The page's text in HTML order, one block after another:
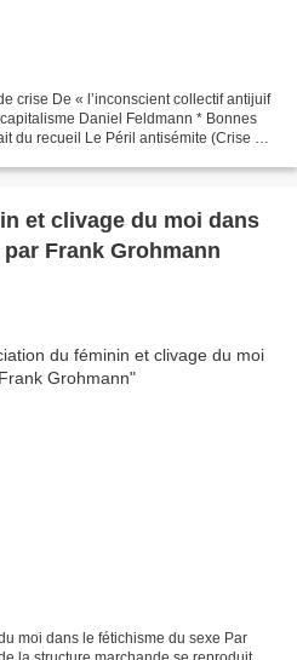
crise De « l’inconscient collectif antijuif
Daniel Feldmann * Bonnes
du recueil Le Péril antisémite (Crise &
et clivage du moi dans
Frank Grohmann
moi dans le fétichisme du sexe Par